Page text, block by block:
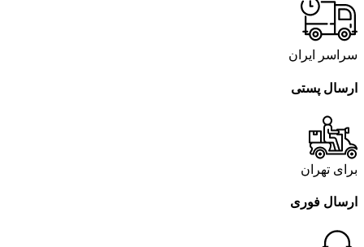
سراسر ایران
ارسال پستی
برای تهران
ارسال فوری